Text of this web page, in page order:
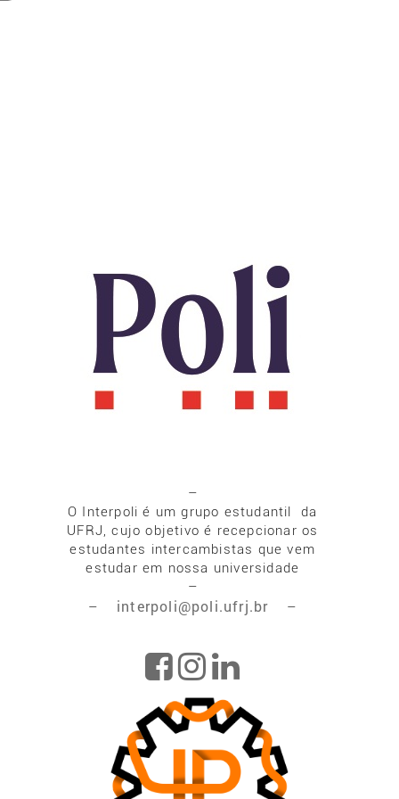
–
O Interpoli é um grupo estudantil da
UFRJ, cujo objetivo é recepcionar os
estudantes intercambistas que vem
estudar em nossa universidade
–
– interpoli@poli.ufrj.br –